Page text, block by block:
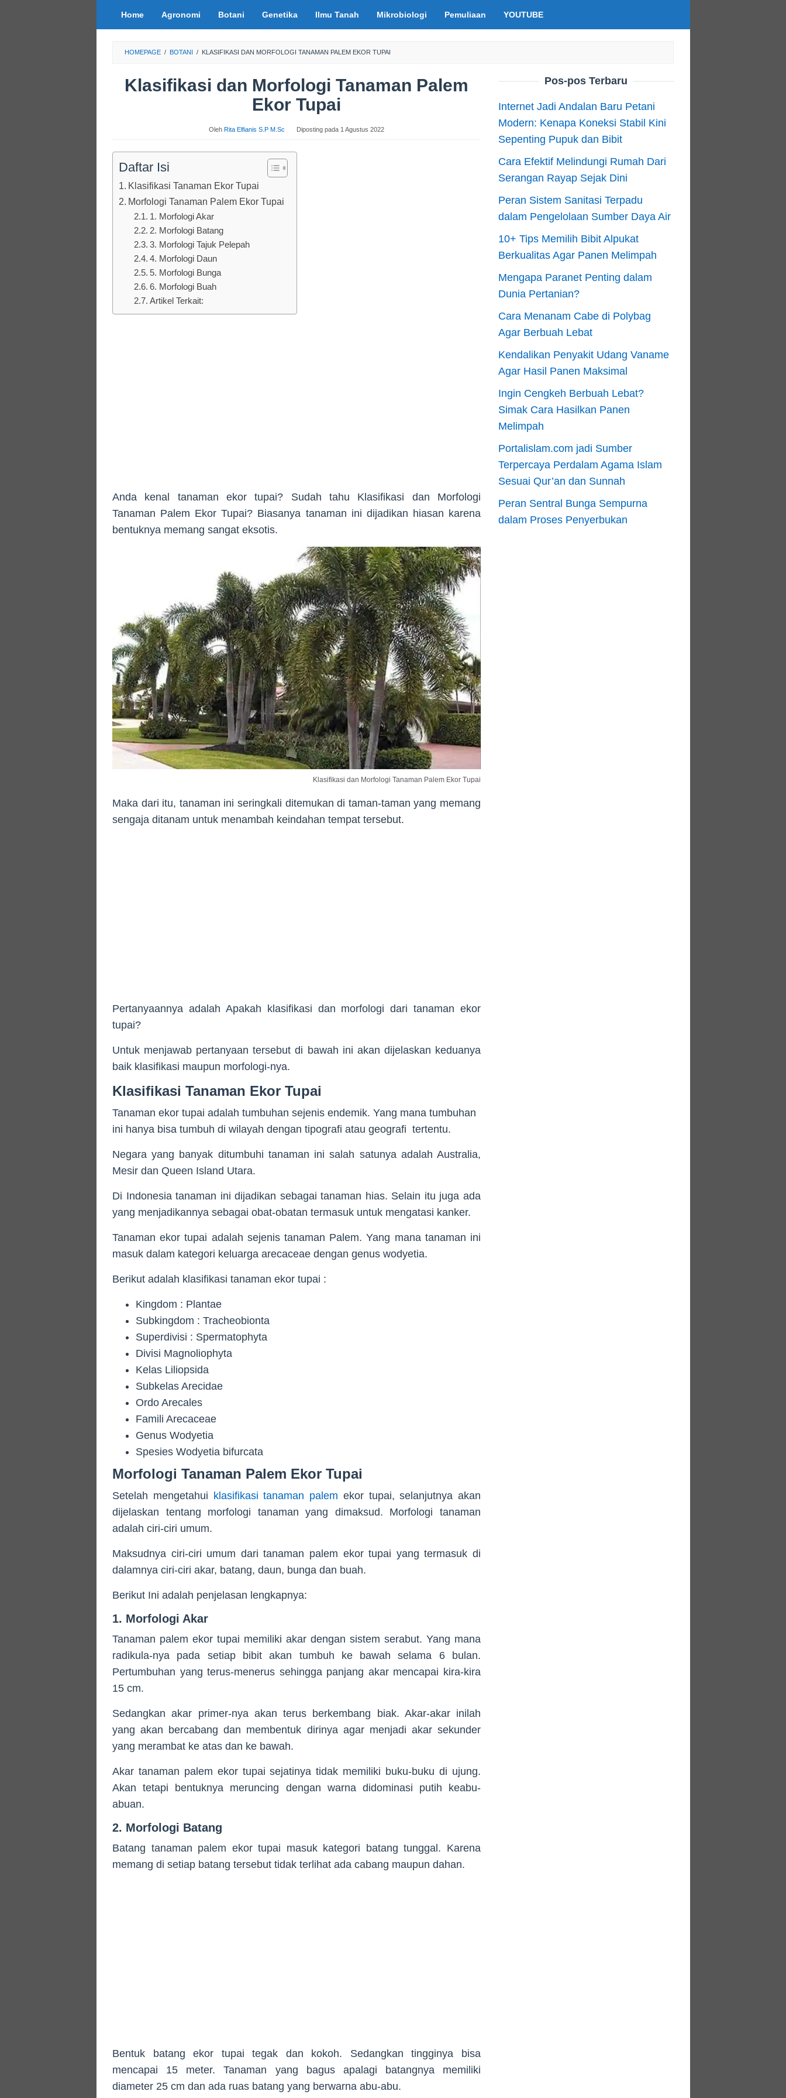
Home Agronomi Botani Genetika Ilmu Tanah Mikrobiologi Pemuliaan YOUTUBE
HOMEPAGE / BOTANI / KLASIFIKASI DAN MORFOLOGI TANAMAN PALEM EKOR TUPAI
Klasifikasi dan Morfologi Tanaman Palem
Ekor Tupai
Oleh Rita Elfianis S.P M.Sc Diposting pada 1 Agustus 2022
Daftar Isi
Klasifikasi Tanaman Ekor Tupai
Morfologi Tanaman Palem Ekor Tupai
1. Morfologi Akar
2. Morfologi Batang
3. Morfologi Tajuk Pelepah
4. Morfologi Daun
5. Morfologi Bunga
6. Morfologi Buah
Artikel Terkait:
Anda kenal tanaman ekor tupai? Sudah tahu Klasifikasi dan Morfologi
Tanaman Palem Ekor Tupai? Biasanya tanaman ini dijadikan hiasan karena
bentuknya memang sangat eksotis.
Klasifikasi dan Morfologi Tanaman Palem Ekor Tupai
Maka dari itu, tanaman ini seringkali ditemukan di taman-taman yang memang
sengaja ditanam untuk menambah keindahan tempat tersebut.
Pertanyaannya adalah Apakah klasifikasi dan morfologi dari tanaman ekor
tupai?
Untuk menjawab pertanyaan tersebut di bawah ini akan dijelaskan keduanya
baik klasifikasi maupun morfologi-nya.
Klasifikasi Tanaman Ekor Tupai
Tanaman ekor tupai adalah tumbuhan sejenis endemik. Yang mana tumbuhan
ini hanya bisa tumbuh di wilayah dengan tipografi atau geografi tertentu.
Negara yang banyak ditumbuhi tanaman ini salah satunya adalah Australia,
Mesir dan Queen Island Utara.
Di Indonesia tanaman ini dijadikan sebagai tanaman hias. Selain itu juga ada
yang menjadikannya sebagai obat-obatan termasuk untuk mengatasi kanker.
Tanaman ekor tupai adalah sejenis tanaman Palem. Yang mana tanaman ini
masuk dalam kategori keluarga arecaceae dengan genus wodyetia.
Berikut adalah klasifikasi tanaman ekor tupai :
Kingdom : Plantae
Subkingdom : Tracheobionta
Superdivisi : Spermatophyta
Divisi Magnoliophyta
Kelas Liliopsida
Subkelas Arecidae
Ordo Arecales
Famili Arecaceae
Genus Wodyetia
Spesies Wodyetia bifurcata
Morfologi Tanaman Palem Ekor Tupai
Setelah mengetahui klasifikasi tanaman palem ekor tupai, selanjutnya akan
dijelaskan tentang morfologi tanaman yang dimaksud. Morfologi tanaman
adalah ciri-ciri umum.
Maksudnya ciri-ciri umum dari tanaman palem ekor tupai yang termasuk di
dalamnya ciri-ciri akar, batang, daun, bunga dan buah.
Berikut Ini adalah penjelasan lengkapnya:
1. Morfologi Akar
Tanaman palem ekor tupai memiliki akar dengan sistem serabut. Yang mana
radikula-nya pada setiap bibit akan tumbuh ke bawah selama 6 bulan.
Pertumbuhan yang terus-menerus sehingga panjang akar mencapai kira-kira
15 cm.
Sedangkan akar primer-nya akan terus berkembang biak. Akar-akar inilah
yang akan bercabang dan membentuk dirinya agar menjadi akar sekunder
yang merambat ke atas dan ke bawah.
Akar tanaman palem ekor tupai sejatinya tidak memiliki buku-buku di ujung.
Akan tetapi bentuknya meruncing dengan warna didominasi putih keabu-
abuan.
2. Morfologi Batang
Batang tanaman palem ekor tupai masuk kategori batang tunggal. Karena
memang di setiap batang tersebut tidak terlihat ada cabang maupun dahan.
Bentuk batang ekor tupai tegak dan kokoh. Sedangkan tingginya bisa
mencapai 15 meter. Tanaman yang bagus apalagi batangnya memiliki
diameter 25 cm dan ada ruas batang yang berwarna abu-abu.
Pos-pos Terbaru
Internet Jadi Andalan Baru Petani
Modern: Kenapa Koneksi Stabil Kini
Sepenting Pupuk dan Bibit
Cara Efektif Melindungi Rumah Dari
Serangan Rayap Sejak Dini
Peran Sistem Sanitasi Terpadu
dalam Pengelolaan Sumber Daya Air
10+ Tips Memilih Bibit Alpukat
Berkualitas Agar Panen Melimpah
Mengapa Paranet Penting dalam
Dunia Pertanian?
Cara Menanam Cabe di Polybag
Agar Berbuah Lebat
Kendalikan Penyakit Udang Vaname
Agar Hasil Panen Maksimal
Ingin Cengkeh Berbuah Lebat?
Simak Cara Hasilkan Panen
Melimpah
Portalislam.com jadi Sumber
Terpercaya Perdalam Agama Islam
Sesuai Qur’an dan Sunnah
Peran Sentral Bunga Sempurna
dalam Proses Penyerbukan